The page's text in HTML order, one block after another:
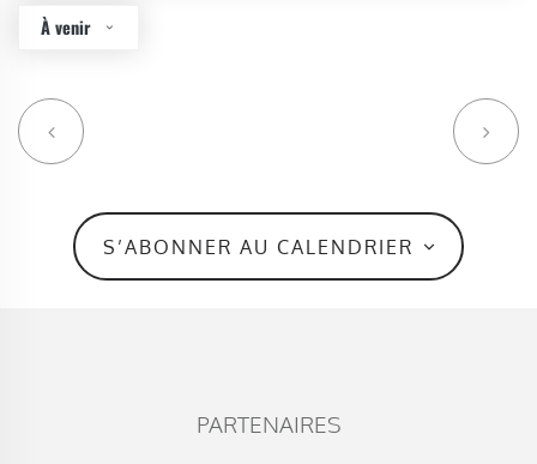
À venir
une
date.
S’ABONNER AU CALENDRIER
PARTENAIRES